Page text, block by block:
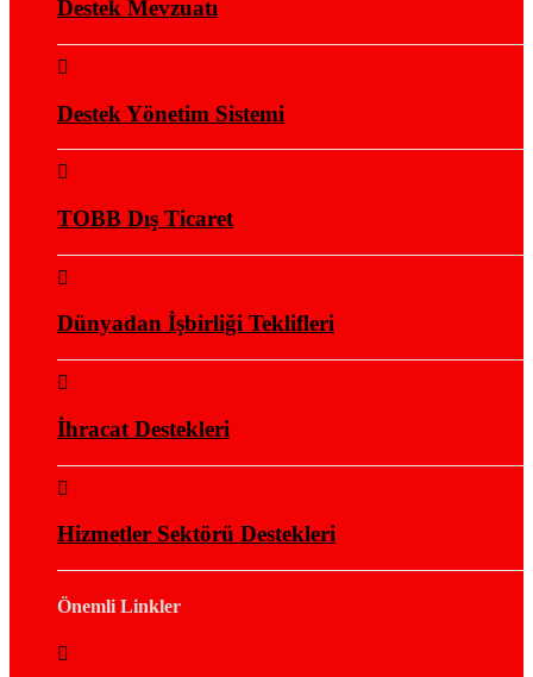
Destek Mevzuatı
Destek Yönetim Sistemi
TOBB Dış Ticaret
Dünyadan İşbirliği Teklifleri
İhracat Destekleri
Hizmetler Sektörü Destekleri
Önemli Linkler